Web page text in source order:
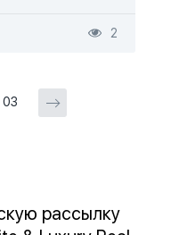
2
03
рассылку